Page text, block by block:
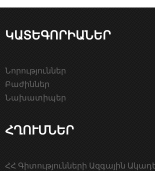
ԿԱՏԵԳՈՐԻԱՆԵՐ
Նորություններ
Բաժիններ
Նախատիպեր
ՀՂՈՒՄՆԵՐ
ՀՀ Գիտությունների Ազգային